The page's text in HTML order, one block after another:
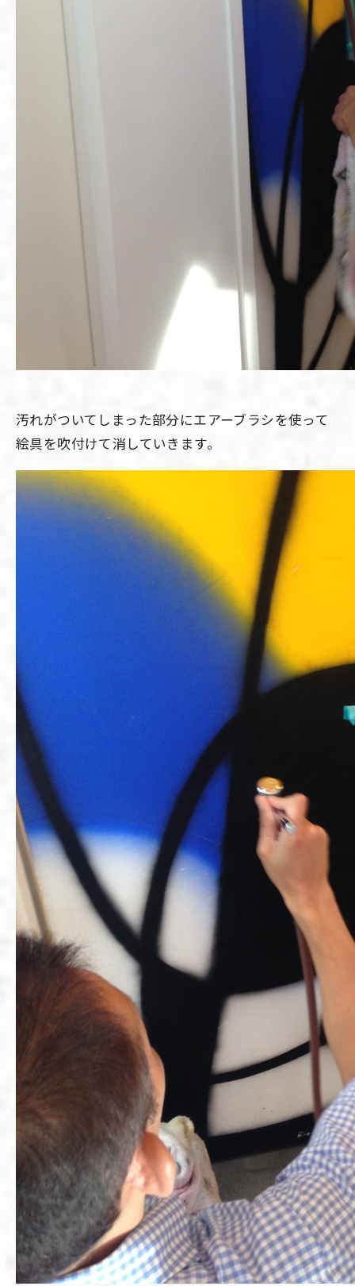
汚れがついてしまった部分にエアーブラシを使って
絵具を吹付けて消していきます。